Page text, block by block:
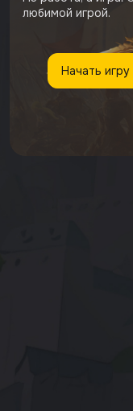
любимой игрой.
Начать игру